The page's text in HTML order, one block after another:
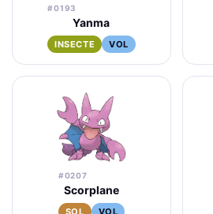
#0193
Yanma
INSECTE VOL
#0207
Scorplane
SOL VOL